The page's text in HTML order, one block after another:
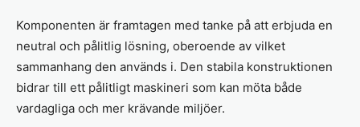
Komponenten är framtagen med tanke på att erbjuda en
neutral och pålitlig lösning, oberoende av vilket
sammanhang den används i. Den stabila konstruktionen
bidrar till ett pålitligt maskineri som kan möta både
vardagliga och mer krävande miljöer.